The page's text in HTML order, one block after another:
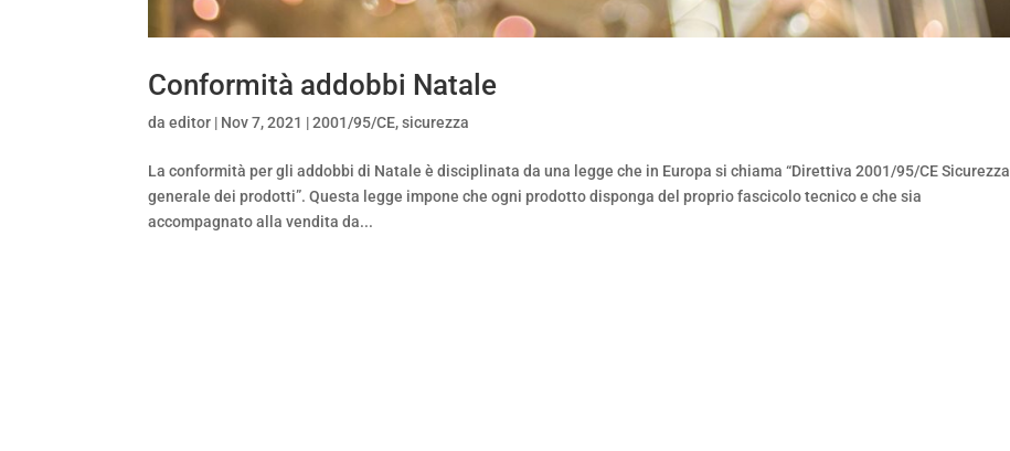
Conformità addobbi Natale
daeditor | Nov 7, 2021 |2001/95/CE,sicurezza
La conformità per gli addobbi di Natale è disciplinata da una legge che in Europa si chiama “Direttiva 2001/95/CE Sicurezza
generale dei prodotti”. Questa legge impone che ogni prodotto disponga del proprio fascicolo tecnico e che sia
accompagnato alla vendita da...